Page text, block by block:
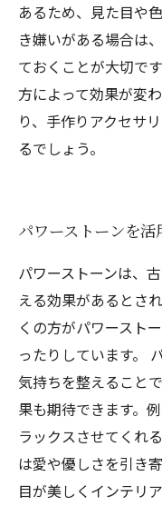
あるため、見た目や
き嫌いがある場合は
ておくことが大切で
方によって効果が変
り、手作りアクセサ
るでしょう。
パワーストーンを
パワーストーンは、
える効果があるとさ
くの方がパワースト
ったりしています。
気持ちを整えること
果も期待できます。
ラックスさせてくれ
は愛や優しさを引き
目が美しくインテリ